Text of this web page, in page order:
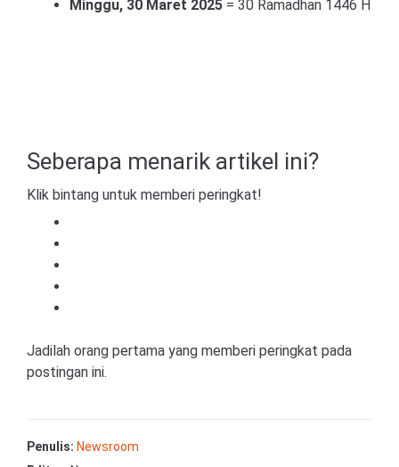
Minggu, 30 Maret 2025 = 30 Ramadhan 1446 H
Seberapa menarik artikel ini?
Klik bintang untuk memberi peringkat!
Jadilah orang pertama yang memberi peringkat pada
postingan ini.
Penulis: Newsroom